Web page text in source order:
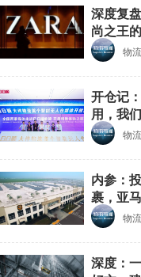
深度复
尚之王
物
开仓记
用，我
物
内参：
裹，亚
物
深度：